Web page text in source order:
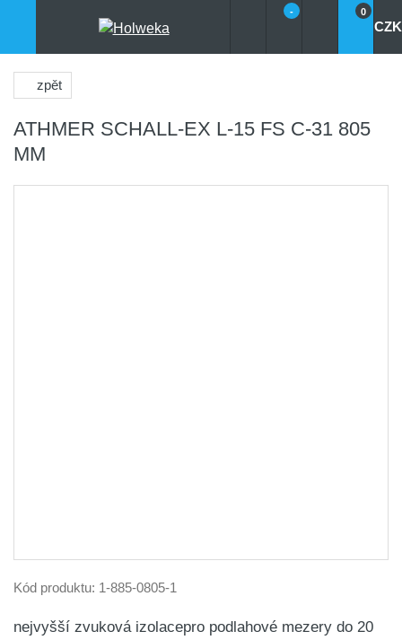
- 0
CZK
zpět
ATHMER SCHALL-EX L-15 FS C-31 805
MM
Kód produktu: 1-885-0805-1
nejvyšší zvuková izolacepro podlahové mezery do 20